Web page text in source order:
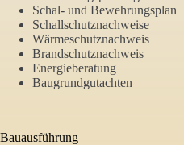
Schal- und Bewehrungsplan
Schallschutznachweise
Wärmeschutznachweis
Brandschutznachweis
Energieberatung
Baugrundgutachten
Bauausführung